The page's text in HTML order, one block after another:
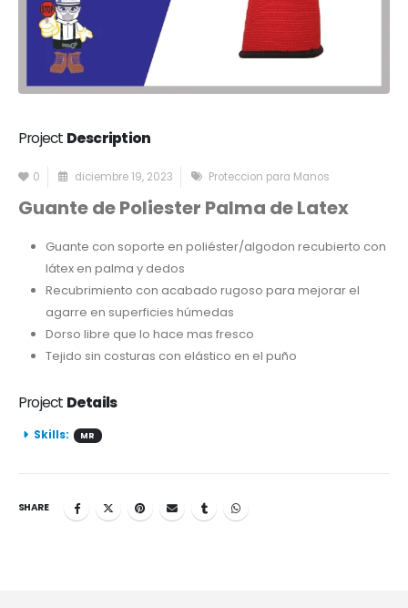
Project Description
0 diciembre 19, 2023 Proteccion para Manos
Guante de Poliester Palma de Latex
Guante con soporte en poliéster/algodon recubierto con
látex en palma y dedos
Recubrimiento con acabado rugoso para mejorar el
agarre en superficies húmedas
Dorso libre que lo hace mas fresco
Tejido sin costuras con elástico en el puño
Project Details
Skills: MR
SHARE